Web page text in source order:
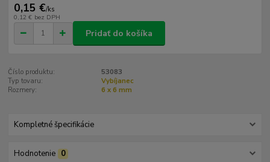
0,15 €/ks
0,12 € bez DPH
Pridať do košíka
Číslo produktu:
53083
Typ tovaru:
Vybíjanec
Rozmery:
6 x 6 mm
Kompletné špecifikácie
Hodnotenie 0